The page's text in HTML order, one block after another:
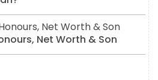
Net Worth & Son